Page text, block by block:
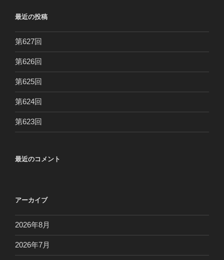
最近の投稿
第627回
第626回
第625回
第624回
第623回
最近のコメント
アーカイブ
2026年8月
2026年7月